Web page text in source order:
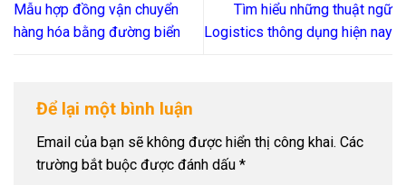
Mẫu hợp đồng vận chuyển
hàng hóa bằng đường biển
Tìm hiểu những thuật ngữ
Logistics thông dụng hiện nay
Để lại một bình luận
Email của bạn sẽ không được hiển thị công khai. Các
trường bắt buộc được đánh dấu *